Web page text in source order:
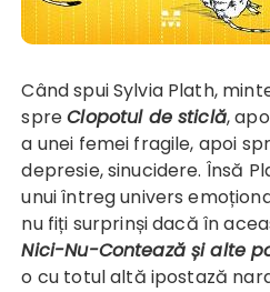
Când spui Sylvia Plath, mintea ți se duce automat
spreClopotul de sticlă,
a unei femei fragile, apoi
depresie, sinucidere. Însă
unui întreg univers
nu fiți surprinși dacă în
Nici-Nu-Contează și alte
o cu totul altă ipostază